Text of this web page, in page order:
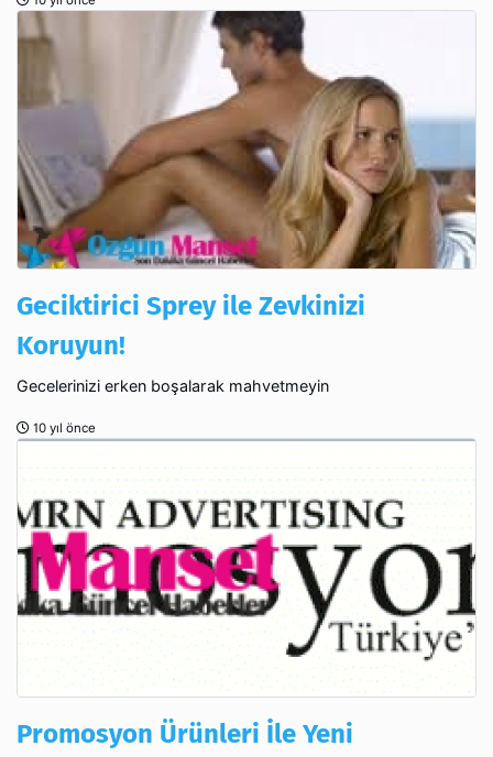
Geciktirici Sprey ile Zevkinizi
Koruyun!
Gecelerinizi erken boşalarak mahvetmeyin
10 yıl önce
Promosyon Ürünleri İle Yeni